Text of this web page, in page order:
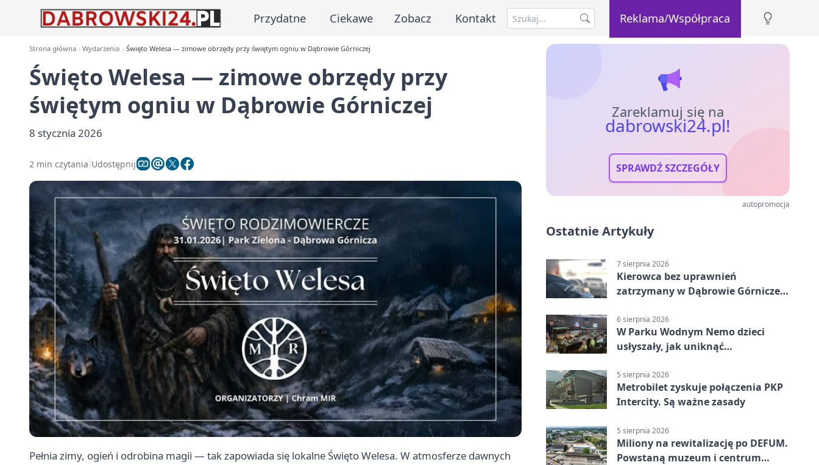
Przydatne Ciekawe Zobacz Kontakt Reklama/Współpraca
Strona główna Wydarzenia Święto Welesa — zimowe obrzędy przy świętym ogniu w Dąbrowie Górniczej
Święto Welesa — zimowe obrzędy przy
świętym ogniu w Dąbrowie Górniczej
8 stycznia 2026
2 min czytania Udostępnij
Pełnia zimy, ogień i odrobina magii — tak zapowiada się lokalne Święto Welesa. W atmosferze dawnych
Zareklamuj się na
dabrowski24.pl!
SPRAWDŹ SZCZEGÓŁY
autopromocja
Ostatnie Artykuły
7 sierpnia 2026
Kierowca bez uprawnień
zatrzymany w Dąbrowie Górniczej.
6 sierpnia 2026
W Parku Wodnym Nemo dzieci
usłyszały, jak uniknąć
5 sierpnia 2026
Metrobilet zyskuje połączenia PKP
Intercity. Są ważne zasady
5 sierpnia 2026
Miliony na rewitalizację po DEFUM.
Powstaną muzeum i centrum